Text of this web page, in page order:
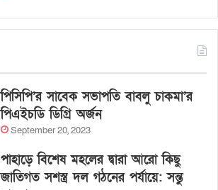
পিসিপি’র সাবেক সভাপতি বাবলু চাকমা’র
পিএইচডি ডিগ্রি অর্জন
September 20, 2023
পাহাড়ে বিশেষ মহলের দ্বারা আরো কিছু
জাতিগত সশস্ত্র দল গঠনের পর্যায়ে: সন্তু